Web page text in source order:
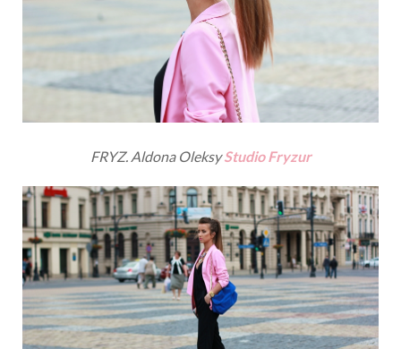
FRYZ. Aldona Oleksy Studio Fryzur